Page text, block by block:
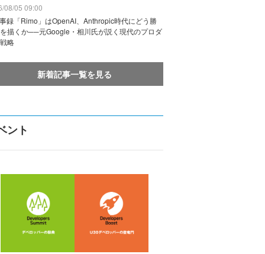
08/05 09:00
録「Rimo」はOpenAI、Anthropic時代にどう勝
描くか──元Google・相川氏が説く現代のプロダ
略
新着記事一覧を見る
ント